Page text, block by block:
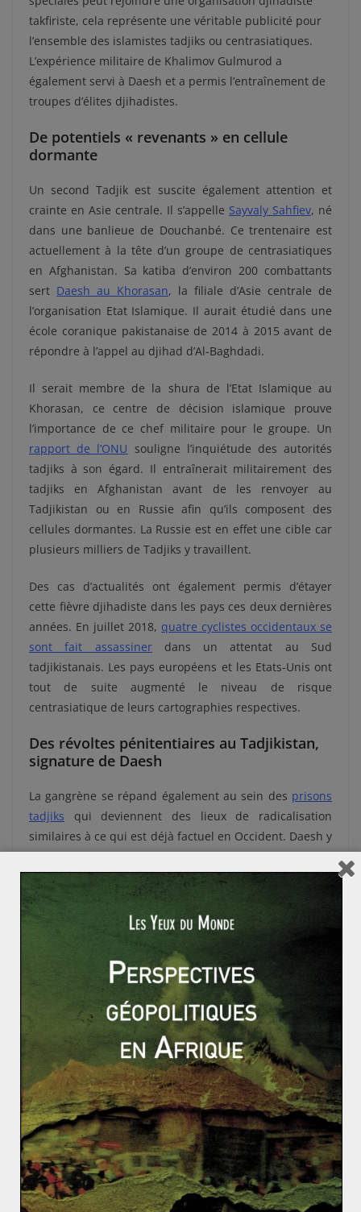
takfiriste, cela représente une véritable publicité pour
l’ensemble des islamistes tadjiks ou centrasiatiques.
L’expérience militaire de Khalimov Gulmurod a
également servi à Daesh et a permis l’entraînement de
troupes d’élites djihadistes.
De potentiels « revenants » en cellule
dormante
Un second Tadjik est suscite également attention et
crainte en Asie centrale. Il s’appelle Sayvaly Sahfiev, né
dans une banlieue de Douchanbé. Ce trentenaire est
actuellement à la tête d’un groupe de centrasiatiques
en Afghanistan. Sa katiba d’environ 200 combattants
sert Daesh au Khorasan, la filiale d’Asie centrale de
l’organisation Etat Islamique. Il aurait étudié dans une
école coranique pakistanaise de 2014 à 2015 avant de
répondre à l’appel au djihad d’Al-Baghdadi.
Il serait membre de la shura de l’Etat Islamique au
Khorasan, ce centre de décision islamique prouve
l’importance de ce chef militaire pour le groupe. Un
rapport de l’ONU souligne l’inquiétude des autorités
tadjiks à son égard. Il entraînerait militairement des
tadjiks en Afghanistan avant de les renvoyer au
Tadjikistan ou en Russie afin qu’ils composent des
cellules dormantes. La Russie est en effet une cible car
plusieurs milliers de Tadjiks y travaillent.
Des cas d’actualités ont également permis d’étayer
cette fièvre djihadiste dans les pays ces deux dernières
années. En juillet 2018, quatre cyclistes occidentaux se
sont fait assassinerdans un attentat au Sud
tadjikistanais. Les pays européens et les Etats-Unis ont
tout de suite augmenté le niveau de risque
centrasiatique de leurs cartographies respectives.
Des révoltes pénitentiaires au Tadjikistan,
signature de Daesh
La gangrène se répand également au sein des prisons
tadjiks qui deviennent des lieux de radicalisation
similaires à ce qui est déjà factuel en Occident. Daesh y
exerce un pouvoir d’influence croissant. Les cas de
révoltes reportés en 2018 et 2019 sont un moyen
d’exprimer l’influence djihadiste croissante au sein des
détenus au Tadjkistan.
En novembre 2018, dans la prison de Khunjad (Nord
Tadjikistan), une mutinerie a permis aux prisonniers de
prendre le contrôle de la prison et de tuer deux
gardiens. Les mutins radicalisés refuseront de se
rendre aux forces gouvernementales. Vingt-et-un
prisonniers décèdent. Le même procédé opératoire est
mis en place en mai 2019 dans la prison de Vadhat
(près de Douchanbé). A nouveau, des prisonniers
radicalisés prennent le contrôle d’une partie de la
prison, prennent des otages et assassinent des
gardiens. Une trentaine de prisonniers meurent, ainsi
que trois gardiens. Bekhrouz Gulmurod, un des
meneurs des mutins, a été identifié et éliminé durant